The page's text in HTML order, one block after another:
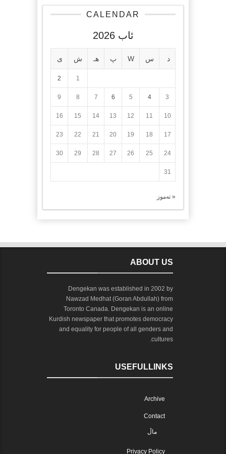
CALENDAR
ئاب 2026
د س W پ هـ ش ی
1
2
3
4
5
6
7
8
9
10
11
12
13
14
15
16
17
18
19
20
21
22
23
24
25
26
27
28
29
30
31
« تەموز
ABOUT US
Dengekan was established in 2002 by
Nawzad Medhat (Goran Abdullah) from
Toronto Canada. Dengekan is an online
Kurdish newspaper that promotes democracy
and equality for people of all genders and
cultures.
USEFULLINKS
Archive
Contact
ماڵ
Privacy Policy